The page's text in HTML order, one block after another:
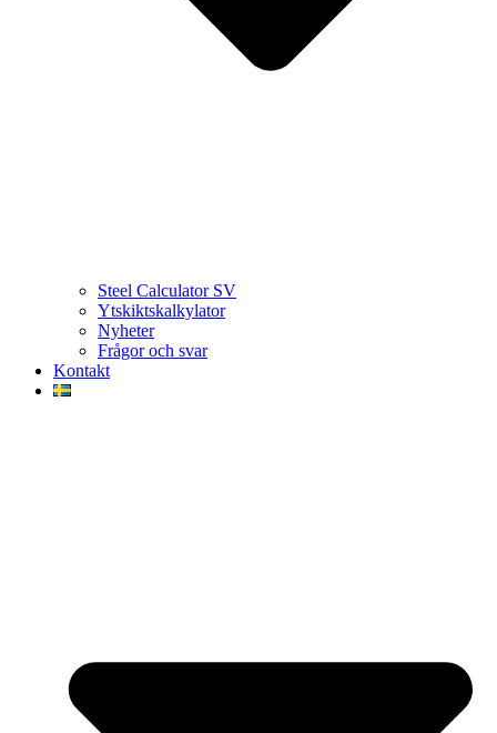
Steel Calculator SV
Ytskiktskalkylator
Nyheter
Frågor och svar
Kontakt